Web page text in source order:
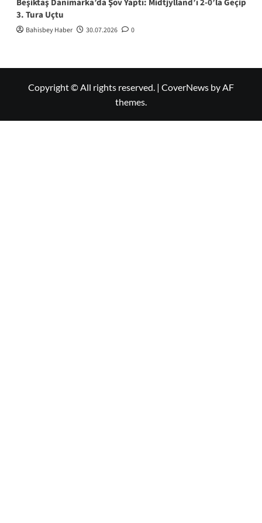
Beşiktaş Danimarka’da Şov Yaptı: Midtjylland’ı 2-0’la Geçip
3. Tura Uçtu
Bahisbey Haber 30.07.2026 0
Copyright © All rights reserved. | CoverNews by AF
themes.